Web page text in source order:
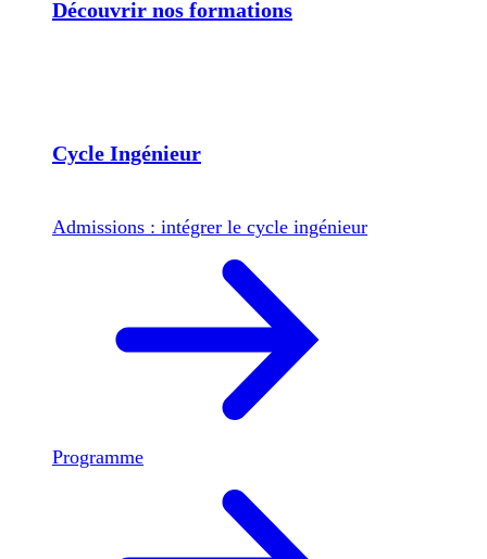
Découvrir nos formations
Cycle Ingénieur
Admissions : intégrer le cycle ingénieur
Programme